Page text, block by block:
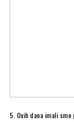
5. Ovih dana imali